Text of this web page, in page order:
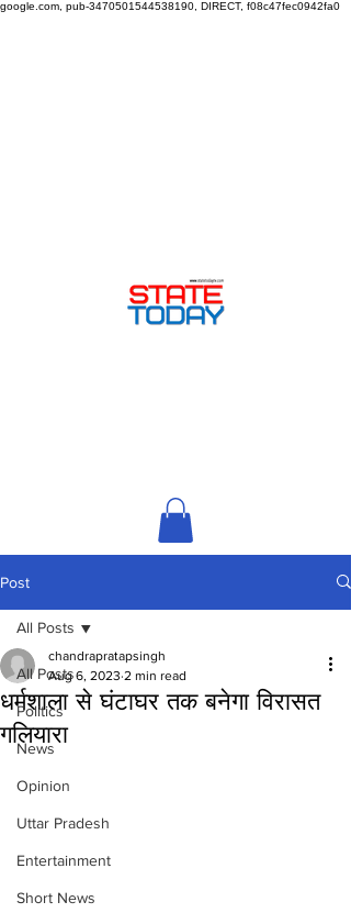
google.com, pub-3470501544538190, DIRECT, f08c47fec0942fa0
Post
All Posts
Politics
News
Opinion
Uttar Pradesh
Entertainment
Short News
All Posts
धर्मशाला से घंटाघर तक बनेगा विरासत
गलियारा
chandrapratapsingh
Aug 6, 2023 2 min read